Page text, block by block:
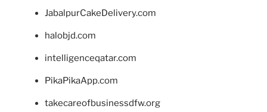
JabalpurCakeDelivery.com
halobjd.com
intelligenceqatar.com
PikaPikaApp.com
takecareofbusinessdfw.org